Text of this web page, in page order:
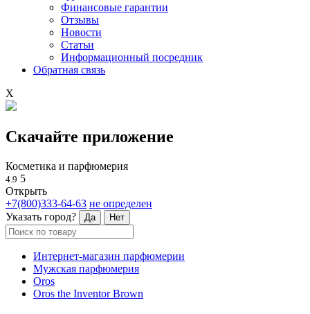
Финансовые гарантии
Отзывы
Новости
Статьи
Информационный посредник
Обратная связь
X
Скачайте приложение
Косметика и парфюмерия
4.9 5
Открыть
+7(800)333-64-63 не определен
Указать город?
Да Нет
Интернет-магазин парфюмерии
Мужская парфюмерия
Oros
Oros the Inventor Brown